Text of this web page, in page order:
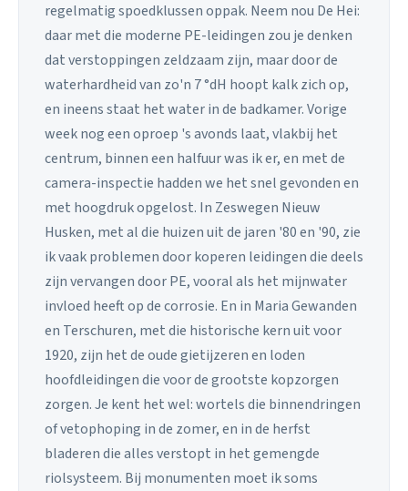
regelmatig spoedklussen oppak. Neem nou De Hei:
daar met die moderne PE-leidingen zou je denken
dat verstoppingen zeldzaam zijn, maar door de
waterhardheid van zo'n 7 °dH hoopt kalk zich op,
en ineens staat het water in de badkamer. Vorige
week nog een oproep 's avonds laat, vlakbij het
centrum, binnen een halfuur was ik er, en met de
camera-inspectie hadden we het snel gevonden en
met hoogdruk opgelost. In Zeswegen Nieuw
Husken, met al die huizen uit de jaren '80 en '90, zie
ik vaak problemen door koperen leidingen die deels
zijn vervangen door PE, vooral als het mijnwater
invloed heeft op de corrosie. En in Maria Gewanden
en Terschuren, met die historische kern uit voor
1920, zijn het de oude gietijzeren en loden
hoofdleidingen die voor de grootste kopzorgen
zorgen. Je kent het wel: wortels die binnendringen
of vetophoping in de zomer, en in de herfst
bladeren die alles verstopt in het gemengde
riolsysteem. Bij monumenten moet ik soms